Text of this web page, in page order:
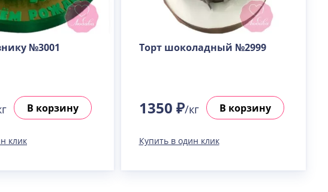
№3001
В корзину
клик
Торт шоколадный №2999
1350 ₽/кг В корзину
Купить в один клик